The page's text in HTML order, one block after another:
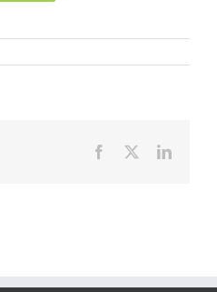
Facebook LinkedIn